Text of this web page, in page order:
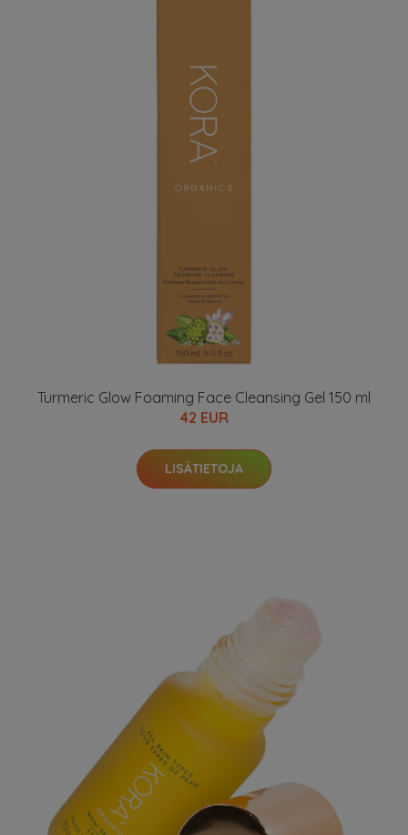
Turmeric Glow Foaming Face Cleansing Gel 150 ml
42 EUR
LISÄTIETOJA